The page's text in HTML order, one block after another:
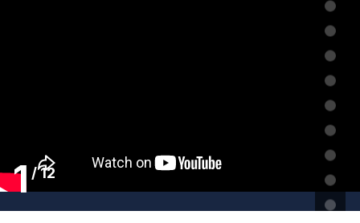
1 / 12